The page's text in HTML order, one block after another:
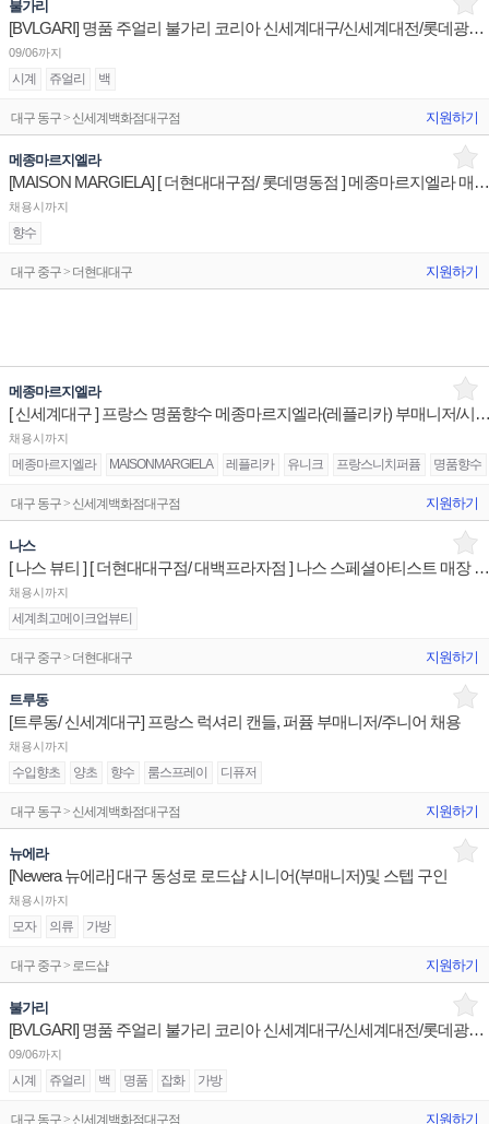
불가리
[BVLGARI] 명품 주얼리 불가리 코리아 신세계대구/신세계대전/롯데광주 판매사원 채용
09/06까지
시계 쥬얼리 백
대구 동구 > 신세계백화점대구점 지원하기
메종마르지엘라
[MAISON MARGIELA] [ 더현대대구점/ 롯데명동점 ] 메종마르지엘라 매장 상품유지 판매직원
채용시까지
향수
대구 중구 > 더현대대구 지원하기
메종마르지엘라
[ 신세계대구 ] 프랑스 명품향수 메종마르지엘라(레
채용시까지
메종마르지엘라 MAISONMARGIELA 레플리카 유니크 프랑스니치퍼퓸 명품향수
대구 동구 > 신세계백화점대구점 지원하기
나스
[ 나스 뷰티 ] [ 더현대대구점/ 대백프라자점 ] 나스 스페셜아티스트 매장 상품유지 매장판매사원
채용시까지
세계최고메이크업뷰티
대구 중구 > 더현대대구 지원하기
트루동
[트루동/ 신세계대구] 프랑스 럭셔리 캔들, 퍼퓸 부매니저/주니어 채용
채용시까지
수입향초 양초 향수 룸스프레이 디퓨저
대구 동구 > 신세계백화점대구점 지원하기
뉴에라
[Newera 뉴에라] 대구 동성로 로드샵 시니어(부매니저)및 스텝 구인
채용시까지
모자 의류 가방
대구 중구 > 로드샵 지원하기
불가리
[BVLGARI] 명품 주얼리 불가리 코리아 신세계대구/신세계대전/롯데광주 슈퍼바이저/판매사원 채용
09/06까지
시계 쥬얼리 백 명품 잡화 가방
대구 동구 > 신세계백화점대구점 지원하기